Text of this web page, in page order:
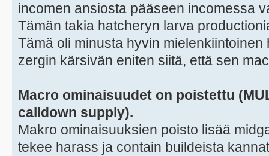
incomen ansiosta pääseen incomessa
Tämän takia hatcheryn larva
Tämä oli minusta hyvin mielenkiintoinen
zergin kärsivän eniten siitä, että sen
Macro ominaisuudet on poistettu
calldown supply).
Makro ominaisuuksien poisto lisää
tekee harass ja contain buildeista